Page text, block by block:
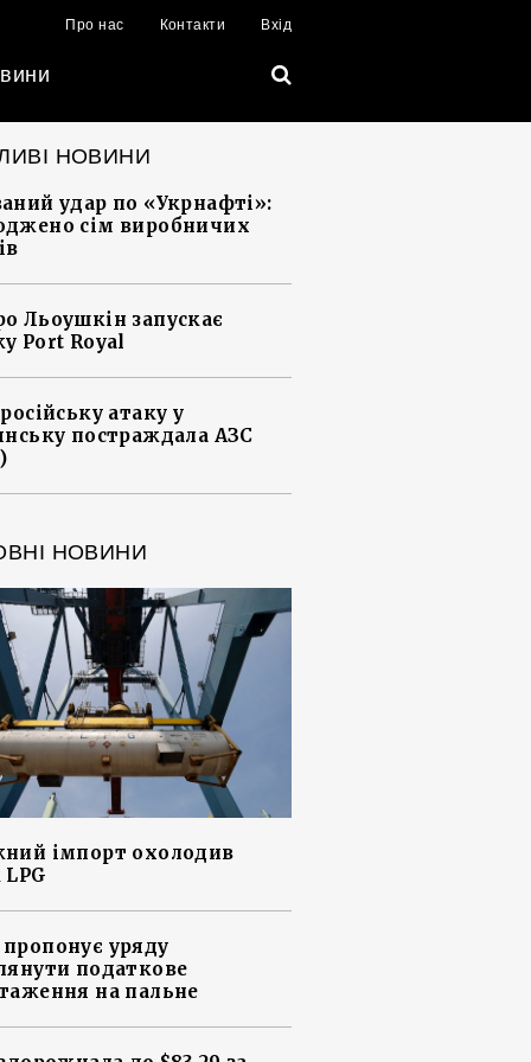
Про нас Контакти Вхід
НОВИНИ
удар по «Укрнафті»:
сім виробничих
Льоушкін запускає
Port Royal
атаку у
постраждала АЗС
НОВИНИ
імпорт охолодив
уряду
податкове
на пальне